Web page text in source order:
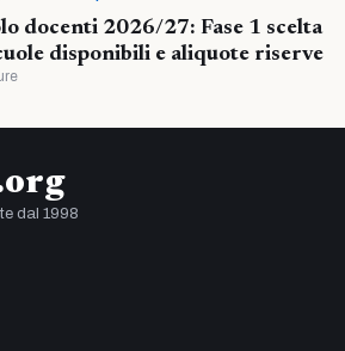
docenti 2026/27: Fase 1 scelta
disponibili e aliquote riserve
dal 1998